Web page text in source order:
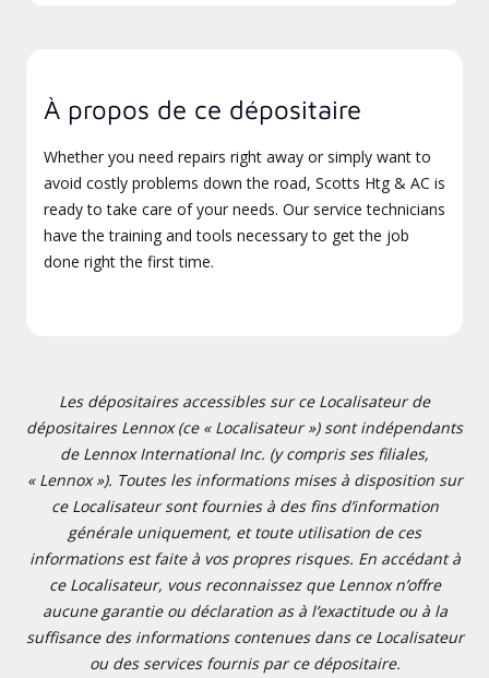
À propos de ce dépositaire
Whether you need repairs right away or simply want to
avoid costly problems down the road, Scotts Htg & AC is
ready to take care of your needs. Our service technicians
have the training and tools necessary to get the job
done right the first time.
Les dépositaires accessibles sur ce Localisateur de
dépositaires Lennox (ce « Localisateur ») sont indépendants
de Lennox International Inc. (y compris ses filiales,
« Lennox »). Toutes les informations mises à disposition sur
ce Localisateur sont fournies à des fins d’information
générale uniquement, et toute utilisation de ces
informations est faite à vos propres risques. En accédant à
ce Localisateur, vous reconnaissez que Lennox n’offre
aucune garantie ou déclaration as à l’exactitude ou à la
suffisance des informations contenues dans ce Localisateur
ou des services fournis par ce dépositaire.